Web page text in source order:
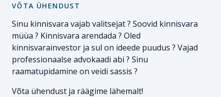
VÕTA ÜHENDUST
Sinu kinnisvara vajab valitsejat ? Soovid kinnisvara
müüa ? Kinnisvara arendada ? Oled
kinnisvarainvestor ja sul on ideede puudus ? Vajad
professionaalse advokaadi abi ? Sinu
raamatupidamine on veidi sassis ?
Võta ühendust ja räägime lähemalt!